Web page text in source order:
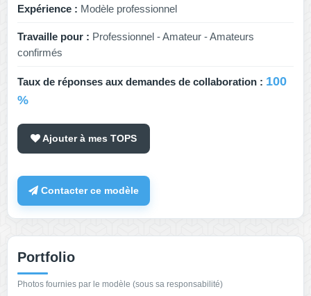
Expérience : Modèle professionnel
Travaille pour : Professionnel - Amateur - Amateurs
confirmés
Taux de réponses aux demandes de collaboration : 100
%
Ajouter à mes TOPS
Contacter ce modèle
Portfolio
Photos fournies par le modèle (sous sa responsabilité)